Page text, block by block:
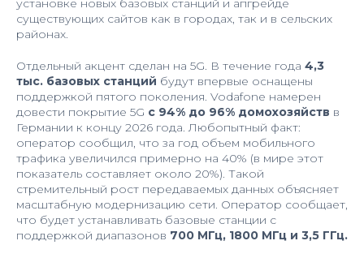
существующих сайтов как в городах, так и в сельских
районах.
Отдельный акцент сделан на 5G. В течение года 4,3
тыс. базовых станций будут впервые оснащены
поддержкой пятого поколения. Vodafone намерен
довести покрытие 5G с 94% до 96% домохозяйств в
Германии к концу 2026 года. Любопытный факт:
оператор сообщил, что за год объем мобильного
трафика увеличился примерно на 40% (в мире этот
показатель составляет около 20%). Такой
стремительный рост передаваемых данных объясняет
масштабную модернизацию сети. Оператор сообщает,
что будет устанавливать базовые станции с
поддержкой диапазонов 700 МГц, 1800 МГц и 3,5 ГГц.